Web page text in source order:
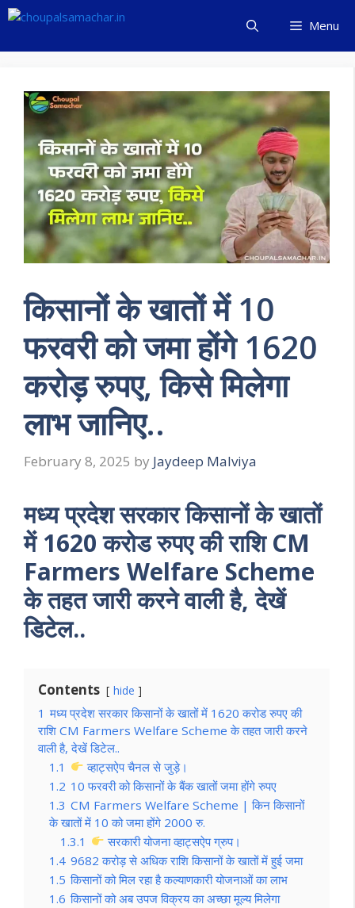
Skip
content
Menu
किसानों के खातों में 10
फरवरी को जमा होंगे 1620
करोड़ रुपए, किसे मिलेगा
लाभ जानिए..
February 8, 2025 by Jaydeep Malviya
मध्य प्रदेश सरकार किसानों के खातों
में 1620 करोड रुपए की राशि CM
Farmers Welfare Scheme
के तहत जारी करने वाली है, देखें
डिटेल..
Contents hide
1 मध्य प्रदेश सरकार किसानों के खातों में 1620 करोड रुपए की
राशि CM Farmers Welfare Scheme के तहत जारी करने
वाली है, देखें डिटेल..
1.1
व्हाट्सऐप चैनल से जुड़े।
1.2 10 फरवरी को किसानों के बैंक खातों जमा होंगे रुपए
1.3 CM Farmers Welfare Scheme | किन किसानों
के खातों में 10 को जमा होंगे 2000 रु.
1.3.1
सरकारी योजना व्हाट्सऐप ग्रुप।
1.4 9682 करोड़ से अधिक राशि किसानों के खातों में हुई जमा
1.5 किसानों को मिल रहा है कल्याणकारी योजनाओं का लाभ
1.6 किसानों को अब उपज विक्रय का अच्छा मूल्य मिलेगा